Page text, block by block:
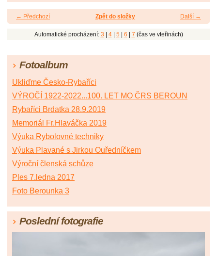
← Předchozí Další →
Zpět do složky
Automatické procházení: 3 4| 5| 6 7 (čas ve vteřinách)
Fotoalbum
Ukliďme Česko-Rybaříci
VÝROČÍ 1922-2022...100. LET MO ČRS BEROUN
Rybaříci Brdatka 28.9.2019
Memoriál Fr.Hlaváčka 2019
Výuka Rybolovné techniky
Výuka Plavané s Jirkou Ouředníčkem
Výroční členská schůze
Ples 7.ledna 2017
Foto Berounka 3
Poslední fotografie